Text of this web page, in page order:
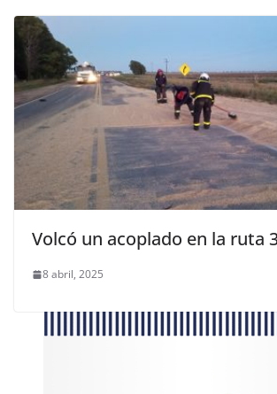
Volcó un acoplado en la ruta
8 abril, 2025